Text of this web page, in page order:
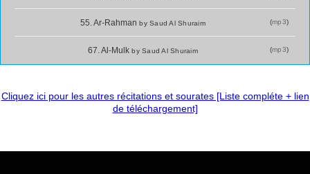
(mp3)
55. Ar-Rahmanby Saud Al Shuraim
(mp3)
67. Al-Mulkby Saud Al Shuraim
Cliquez ici pour les autres récitations et sourates [Liste compléte + lien
de téléchargement]